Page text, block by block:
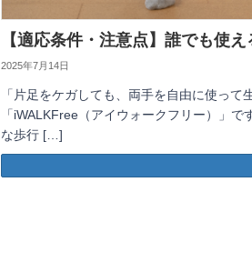
【適応条件・注意点】誰でも使
2025年7月14日
「片足をケガしても、両手を自由に使っ
「iWALKFree（アイウォークフリー）」
な歩行 […]